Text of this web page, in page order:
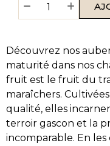
Découvrez nos
maturité dans nos
fruit est le fruit du
maraîchers.
qualité, elles
terroir gascon et la
incomparable. En les